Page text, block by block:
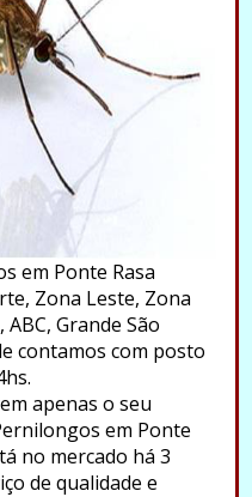
em Ponte Rasa
Zona Leste, Zona
Grande São
contamos com posto
apenas o seu
em Ponte
no mercado há 3
de qualidade e